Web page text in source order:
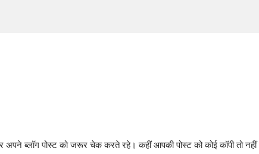
ब्लॉग पोस्ट को जरूर चेक करते रहे। कहीं आपकी पोस्ट को कोई कॉपी तो नहीं